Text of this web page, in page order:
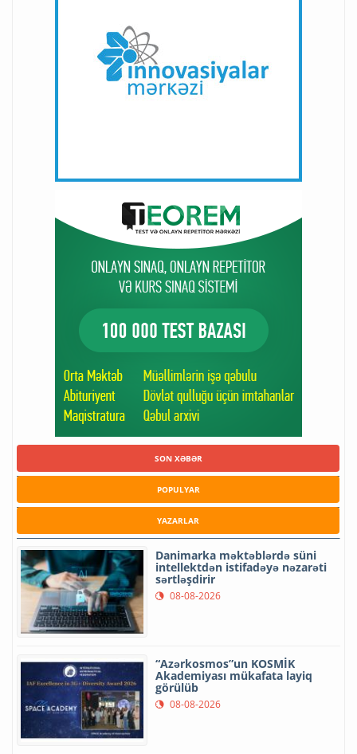
SON XƏBƏR
POPULYAR
YAZARLAR
Danimarka məktəblərdə süni
intellektdən istifadəyə nəzarəti
sərtləşdirir
08-08-2026
“Azərkosmos”un KOSMİK
Akademiyası mükafata layiq
görülüb
08-08-2026